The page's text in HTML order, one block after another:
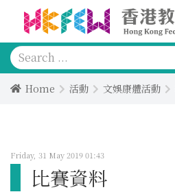
Home 活動 文娛康體活動
Friday, 31 May 2019 01:43
比賽資料